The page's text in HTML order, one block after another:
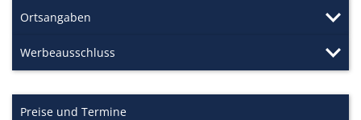
Ortsangaben
Werbeausschluss
Preise und Termine